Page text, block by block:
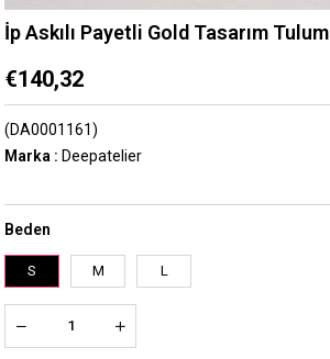
İp Askılı Payetli Gold Tasarım Tulum
€140,32
(DA0001161)
Marka : Deepatelier
Beden
S M L